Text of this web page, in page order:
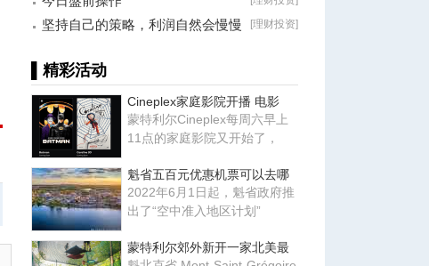
[理财投资]
坚持自己的策略，利润自然会慢慢
▌精彩活动
Cineplex家庭影院开播 电影
蒙特利尔Cineplex每周六早上
11点的家庭影院又开始了，
魁省五百元优惠机票可以去哪
2022年6月1日起，魁省政府推
出了“空中准入地区计划”
蒙特利尔郊外新开一家北美最